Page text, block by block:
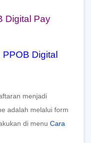
Digital Pay
Digital
menjadi
adalah melalui form
di menu Cara